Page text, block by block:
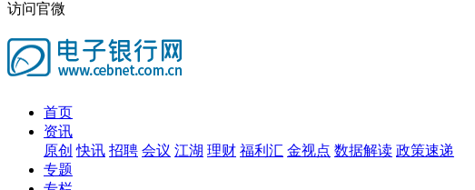
访问官微
首页
资讯
原创 快讯 招聘 会议 江湖 理财 福利汇 金视点 数据解读 政策速递
专题